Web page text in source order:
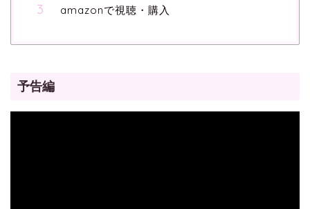
amazonで視聴・購入
予告編